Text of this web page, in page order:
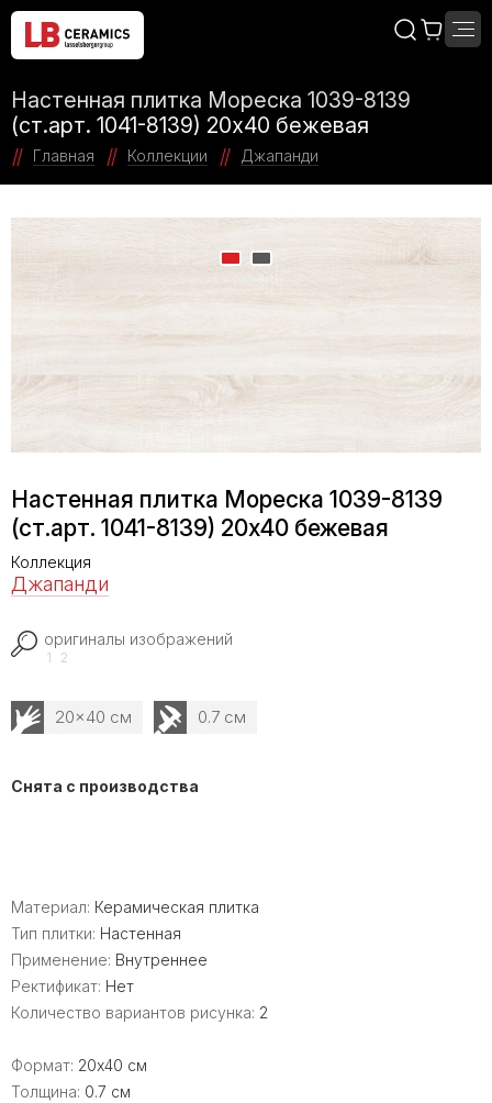
Настенная плитка Мореска 1039-8139
(ст.арт. 1041-8139) 20х40 бежевая
Главная Коллекции Джапанди
Настенная плитка Мореска 1039-8139
(ст.арт. 1041-8139) 20х40 бежевая
Коллекция
Джапанди
оригиналы изображений
1 2
20x40 см 0.7 см
Снята с производства
Материал: Керамическая плитка
Тип плитки: Настенная
Применение: Внутреннее
Ректификат: Нет
Количество вариантов рисунка: 2
Формат: 20x40 см
Толщина: 0.7 см